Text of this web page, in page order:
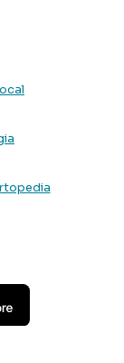
Storena App Store